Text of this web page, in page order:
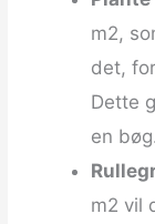
m2,
det,
Dette
en
m2 vil